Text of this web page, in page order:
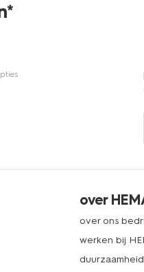
over
over ons
werken bij
duurzaamheid